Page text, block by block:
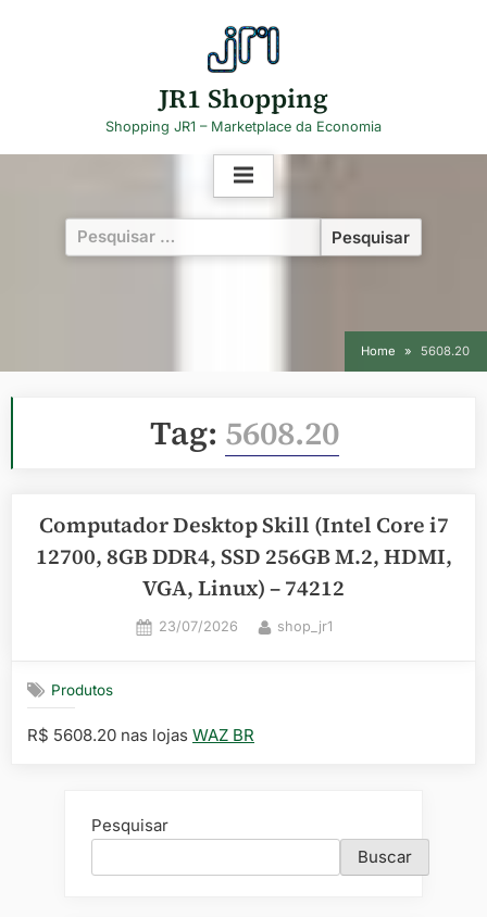
JR1 Shopping
Shopping JR1 – Marketplace da Economia
Pesquisar
por:
Home 5608.20
Tag: 5608.20
Computador Desktop Skill (Intel Core i7
12700, 8GB DDR4, SSD 256GB M.2, HDMI,
VGA, Linux) – 74212
Posted
23/07/2026 By
shop_jr1
Produtos
R$ 5608.20 nas lojas WAZ BR
Pesquisar
Buscar